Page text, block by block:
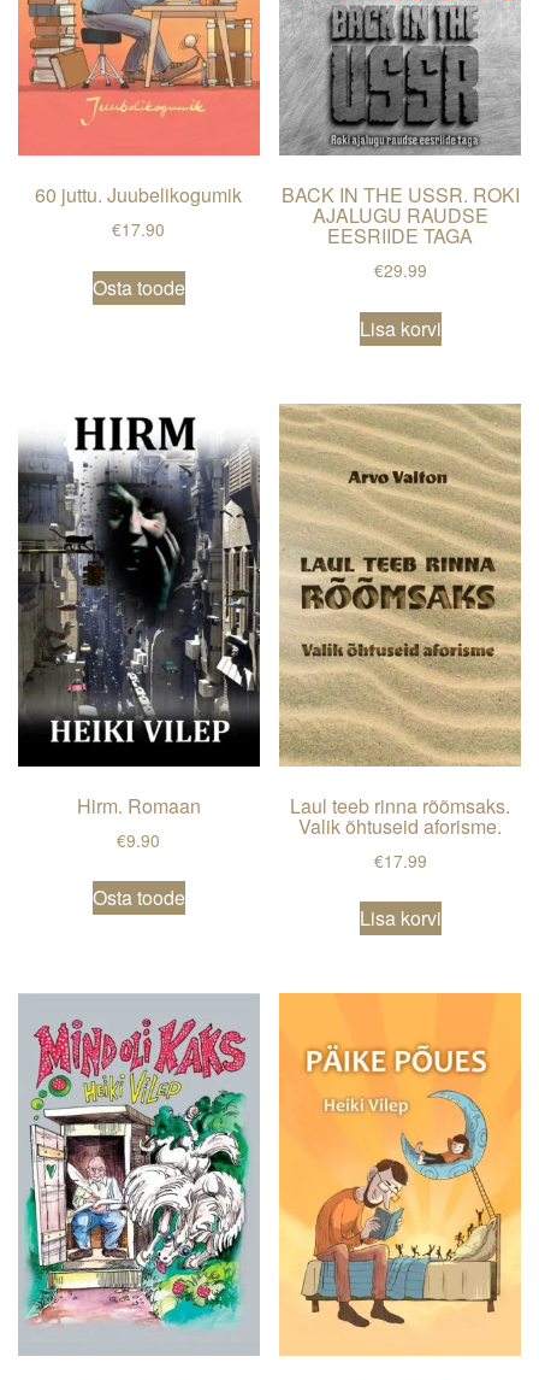
o
n
60 juttu. Juubelikogumik
€17.90
Osta toode
BACK IN THE USSR. ROKI
AJALUGU RAUDSE
EESRIIDE TAGA
€29.99
Lisa korvi
Hirm. Romaan
€9.90
Osta toode
Laul teeb rinna rõõmsaks.
Valik õhtuseid aforisme.
€17.99
Lisa korvi